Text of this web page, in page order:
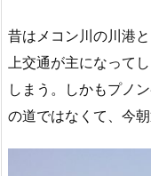
昔はメコン川の川港
上交通が主になって
しまう。しかもプノ
の道ではなくて、今